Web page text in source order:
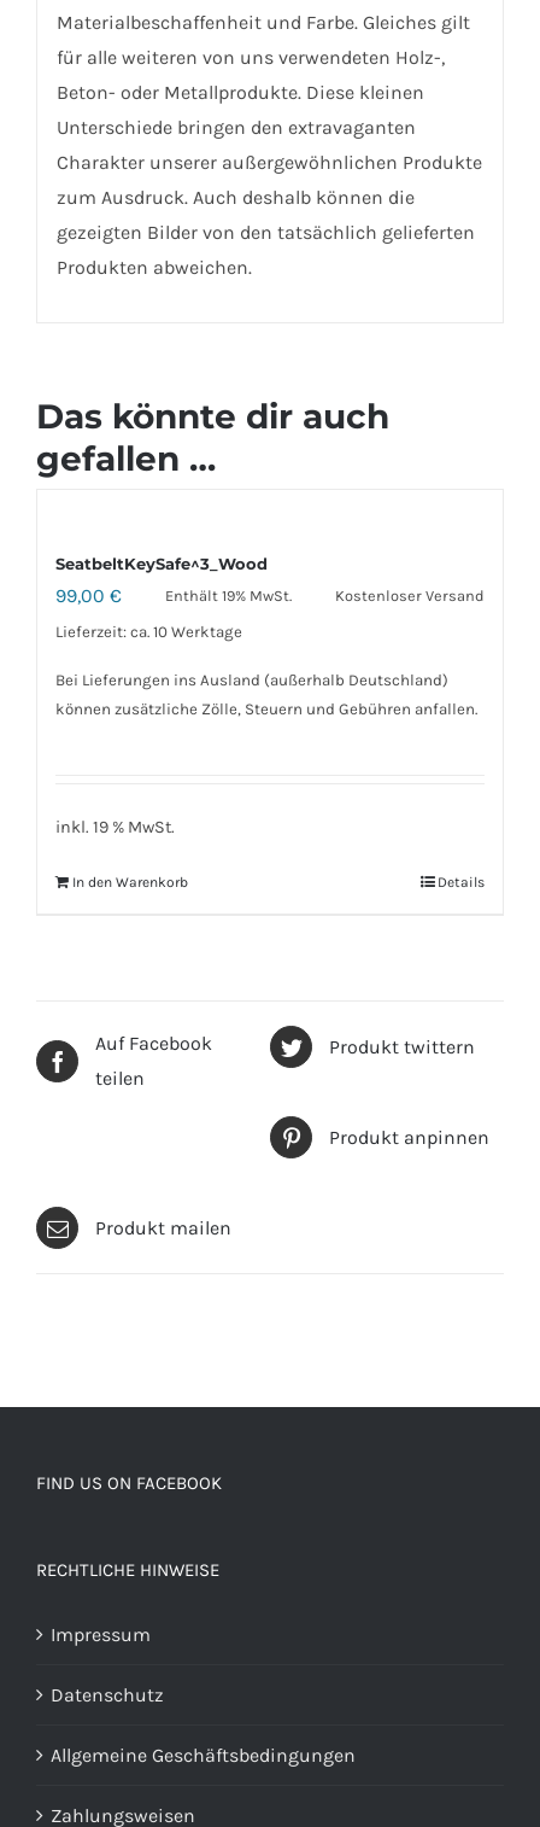
Materialbeschaffenheit und Farbe. Gleiches gilt
für alle weiteren von uns verwendeten Holz-,
Beton- oder Metallprodukte. Diese kleinen
Unterschiede bringen den extravaganten
Charakter unserer außergewöhnlichen Produkte
zum Ausdruck. Auch deshalb können die
gezeigten Bilder von den tatsächlich gelieferten
Produkten abweichen.
Das könnte dir auch
gefallen …
SeatbeltKeySafe^3_Wood
99,00 € Enthält 19% MwSt.
Kostenloser Versand
Lieferzeit: ca. 10 Werktage
Bei Lieferungen ins Ausland (außerhalb Deutschland)
können zusätzliche Zölle, Steuern und Gebühren anfallen.
inkl. 19 % MwSt.
In den Warenkorb Details
Auf Facebook
teilen
Produkt twittern
Produkt anpinnen
Produkt mailen
FIND US ON FACEBOOK
RECHTLICHE HINWEISE
Impressum
Datenschutz
Allgemeine Geschäftsbedingungen
Zahlungsweisen